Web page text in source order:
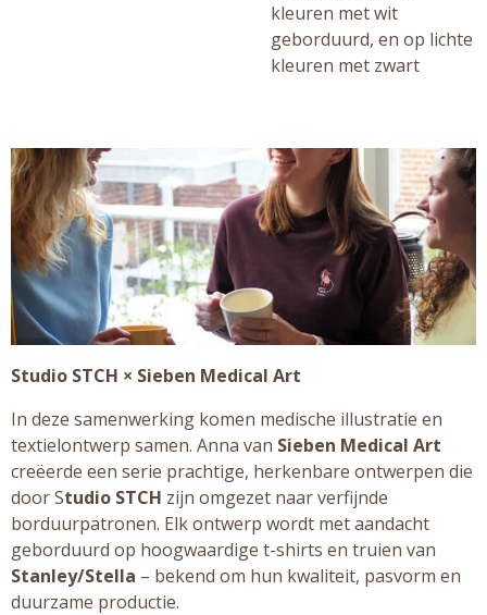
kleuren met wit
geborduurd, en op lichte
kleuren met zwart
Studio STCH × Sieben Medical Art
In deze samenwerking komen medische illustratie en
textielontwerp samen. Anna van Sieben Medical Art
creëerde een serie prachtige, herkenbare ontwerpen die
door Studio STCH zijn omgezet naar verfijnde
borduurpatronen. Elk ontwerp wordt met aandacht
geborduurd op hoogwaardige t-shirts en truien van
Stanley/Stella – bekend om hun kwaliteit, pasvorm en
duurzame productie.